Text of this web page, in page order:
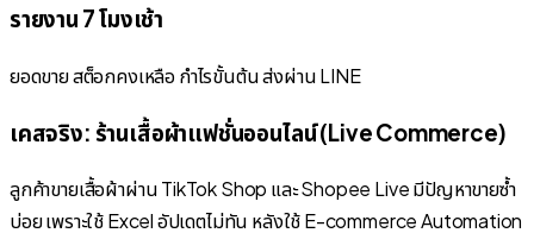
รายงาน 7 โมงเช้า
ยอดขาย สต็อกคงเหลือ กำไรขั้นต้น ส่งผ่าน LINE
เคสจริง: ร้านเสื้อผ้าแฟชั่นออนไลน์ (Live Commerce)
ลูกค้าขายเสื้อผ้าผ่าน TikTok Shop และ Shopee Live มีปัญหาขายซ้ำ
บ่อย เพราะใช้ Excel อัปเดตไม่ทัน หลังใช้ E-commerce Automation